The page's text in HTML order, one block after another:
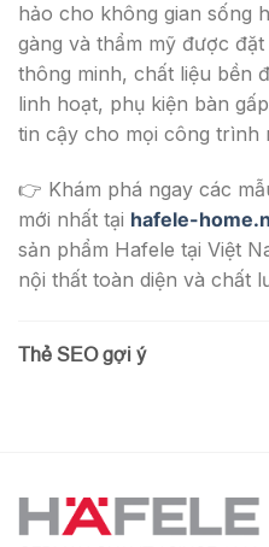
hảo cho không gian sống
gàng và thẩm mỹ được
thông minh, chất liệu bền
linh hoạt, phụ kiện bàn
tin cậy cho mọi công trình
👉 Khám phá ngay các
mới nhất tại hafele-
sản phẩm Hafele tại Việt
nội thất toàn diện và chất
Thẻ SEO gợi ý